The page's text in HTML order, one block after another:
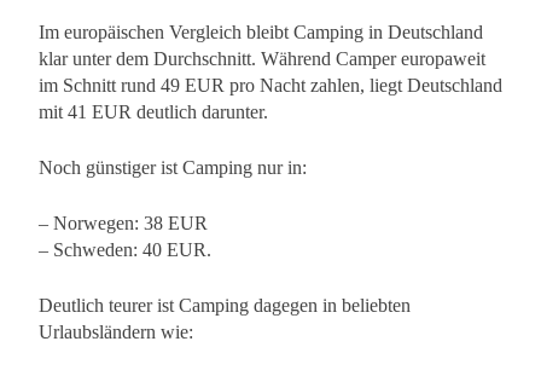
Im europäischen Vergleich bleibt Camping in Deutschland
klar unter dem Durchschnitt. Während Camper europaweit
im Schnitt rund 49 EUR pro Nacht zahlen, liegt Deutschland
mit 41 EUR deutlich darunter.
Noch günstiger ist Camping nur in:
– Norwegen: 38 EUR
– Schweden: 40 EUR.
Deutlich teurer ist Camping dagegen in beliebten
Urlaubsländern wie: